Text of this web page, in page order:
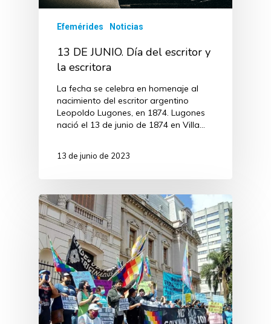
Efemérides Noticias
13 DE JUNIO. Día del escritor y
la escritora
La fecha se celebra en homenaje al
nacimiento del escritor argentino
Leopoldo Lugones, en 1874. Lugones
nació el 13 de junio de 1874 en Villa…
13 de junio de 2023